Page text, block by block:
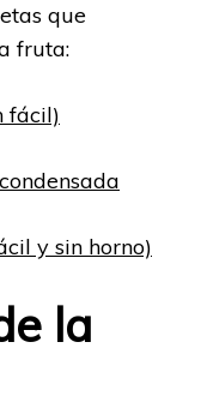
que
fruta:
fácil)
y sin horno)
la